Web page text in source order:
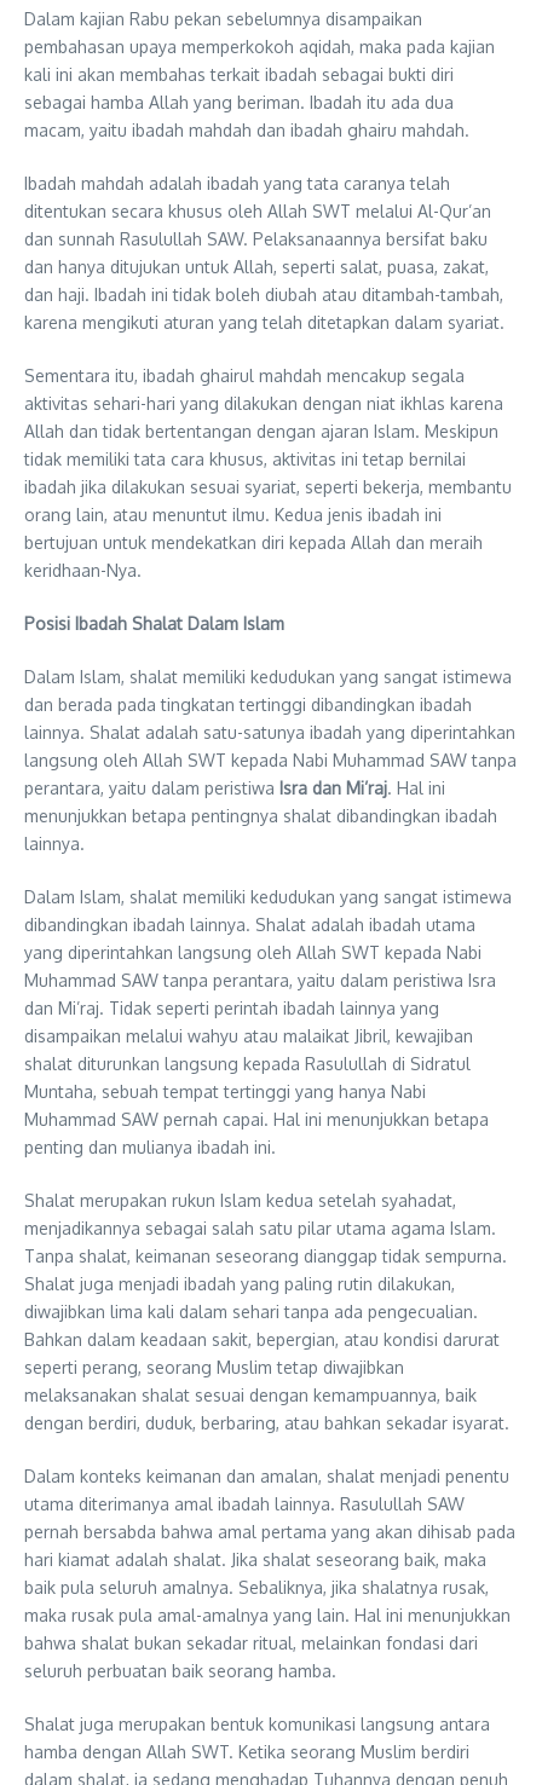
Dalam kajian Rabu pekan sebelumnya disampaikan
pembahasan upaya memperkokoh aqidah, maka pada kajian
kali ini akan membahas terkait ibadah sebagai bukti diri
sebagai hamba Allah yang beriman. Ibadah itu ada dua
macam, yaitu ibadah mahdah dan ibadah ghairu mahdah.
Ibadah mahdah adalah ibadah yang tata caranya telah
ditentukan secara khusus oleh Allah SWT melalui Al-Qur’an
dan sunnah Rasulullah SAW. Pelaksanaannya bersifat baku
dan hanya ditujukan untuk Allah, seperti salat, puasa, zakat,
dan haji. Ibadah ini tidak boleh diubah atau ditambah-tambah,
karena mengikuti aturan yang telah ditetapkan dalam syariat.
Sementara itu, ibadah ghairul mahdah mencakup segala
aktivitas sehari-hari yang dilakukan dengan niat ikhlas karena
Allah dan tidak bertentangan dengan ajaran Islam. Meskipun
tidak memiliki tata cara khusus, aktivitas ini tetap bernilai
ibadah jika dilakukan sesuai syariat, seperti bekerja, membantu
orang lain, atau menuntut ilmu. Kedua jenis ibadah ini
bertujuan untuk mendekatkan diri kepada Allah dan meraih
keridhaan-Nya.
Posisi Ibadah Shalat Dalam Islam
Dalam Islam, shalat memiliki kedudukan yang sangat istimewa
dan berada pada tingkatan tertinggi dibandingkan ibadah
lainnya. Shalat adalah satu-satunya ibadah yang diperintahkan
langsung oleh Allah SWT kepada Nabi Muhammad SAW tanpa
perantara, yaitu dalam peristiwa Isra dan Mi’raj. Hal ini
menunjukkan betapa pentingnya shalat dibandingkan ibadah
lainnya.
Dalam Islam, shalat memiliki kedudukan yang sangat istimewa
dibandingkan ibadah lainnya. Shalat adalah ibadah utama
yang diperintahkan langsung oleh Allah SWT kepada Nabi
Muhammad SAW tanpa perantara, yaitu dalam peristiwa Isra
dan Mi’raj. Tidak seperti perintah ibadah lainnya yang
disampaikan melalui wahyu atau malaikat Jibril, kewajiban
shalat diturunkan langsung kepada Rasulullah di Sidratul
Muntaha, sebuah tempat tertinggi yang hanya Nabi
Muhammad SAW pernah capai. Hal ini menunjukkan betapa
penting dan mulianya ibadah ini.
Shalat merupakan rukun Islam kedua setelah syahadat,
menjadikannya sebagai salah satu pilar utama agama Islam.
Tanpa shalat, keimanan seseorang dianggap tidak sempurna.
Shalat juga menjadi ibadah yang paling rutin dilakukan,
diwajibkan lima kali dalam sehari tanpa ada pengecualian.
Bahkan dalam keadaan sakit, bepergian, atau kondisi darurat
seperti perang, seorang Muslim tetap diwajibkan
melaksanakan shalat sesuai dengan kemampuannya, baik
dengan berdiri, duduk, berbaring, atau bahkan sekadar isyarat.
Dalam konteks keimanan dan amalan, shalat menjadi penentu
utama diterimanya amal ibadah lainnya. Rasulullah SAW
pernah bersabda bahwa amal pertama yang akan dihisab pada
hari kiamat adalah shalat. Jika shalat seseorang baik, maka
baik pula seluruh amalnya. Sebaliknya, jika shalatnya rusak,
maka rusak pula amal-amalnya yang lain. Hal ini menunjukkan
bahwa shalat bukan sekadar ritual, melainkan fondasi dari
seluruh perbuatan baik seorang hamba.
Shalat juga merupakan bentuk komunikasi langsung antara
hamba dengan Allah SWT. Ketika seorang Muslim berdiri
dalam shalat, ia sedang menghadap Tuhannya dengan penuh